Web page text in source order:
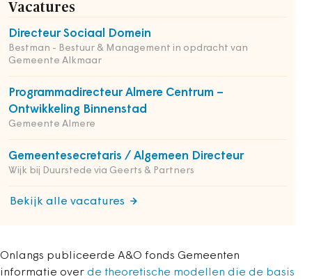
Vacatures
Directeur Sociaal Domein
Bestman - Bestuur & Management in opdracht van
Gemeente Alkmaar
Programmadirecteur Almere Centrum –
Ontwikkeling Binnenstad
Gemeente Almere
Gemeentesecretaris / Algemeen Directeur
Wijk bij Duurstede via Geerts & Partners
Bekijk alle vacatures
Onlangs publiceerde A&O fonds Gemeenten
informatie over de theoretische modellen die de basis